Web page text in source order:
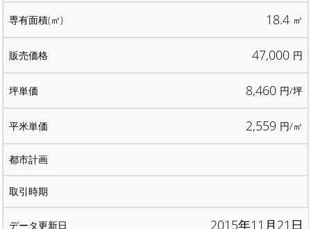
18.4 ㎡
47,000 円
8,460 円/坪
2,559 円/㎡
2015年11月21日